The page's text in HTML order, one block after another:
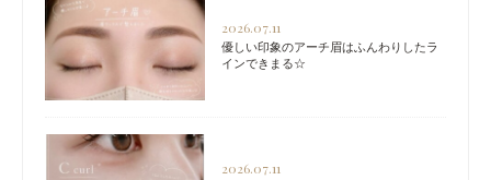
2026.07.11
優しい印象のアーチ眉はふんわりしたラ
インできまる☆
2026.07.11